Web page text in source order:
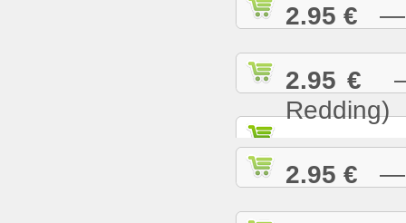
2.95 € —
2.95 € —
Redding)
2.95 € —